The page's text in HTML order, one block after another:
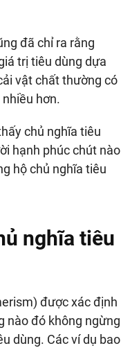
đã chỉ ra rằng
trị tiêu dùng dựa
vật chất thường có
hơn.
chủ nghĩa tiêu
hạnh phúc chút nào
hộ chủ nghĩa tiêu
nghĩa tiêu
được xác định
nào đó không ngừng
dùng. Các ví dụ bao